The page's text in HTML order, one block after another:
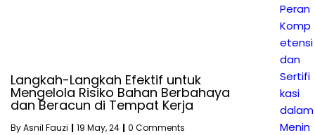
Langkah-Langkah Efektif untuk
Mengelola Risiko Bahan Berbahaya
dan Beracun di Tempat Kerja
ByAsnil Fauzi | 19 May, 24 | 0 Comments
Peran
Komp
etensi
dan
Sertifi
kasi
dalam
Menin